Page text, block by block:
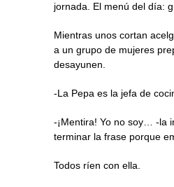
jornada. El menú del día:
Mientras unos cortan
a un grupo de mujeres
desayunen.
-La Pepa es la jefa de
-¡Mentira! Yo no soy… -la
terminar la frase porque
Todos ríen con ella.